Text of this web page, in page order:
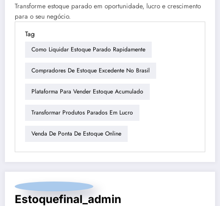
Transforme estoque parado em oportunidade, lucro e crescimento
para o seu negócio.
Tag
Como Liquidar Estoque Parado Rapidamente
Compradores De Estoque Excedente No Brasil
Plataforma Para Vender Estoque Acumulado
Transformar Produtos Parados Em Lucro
Venda De Ponta De Estoque Online
Estoquefinal_admin